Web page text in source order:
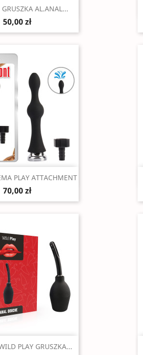
podgląd
AL.ANAL...
50,00 zł
podgląd
PLAY ATTACHMENT
70,00 zł
podgląd
PLAY GRUSZKA...